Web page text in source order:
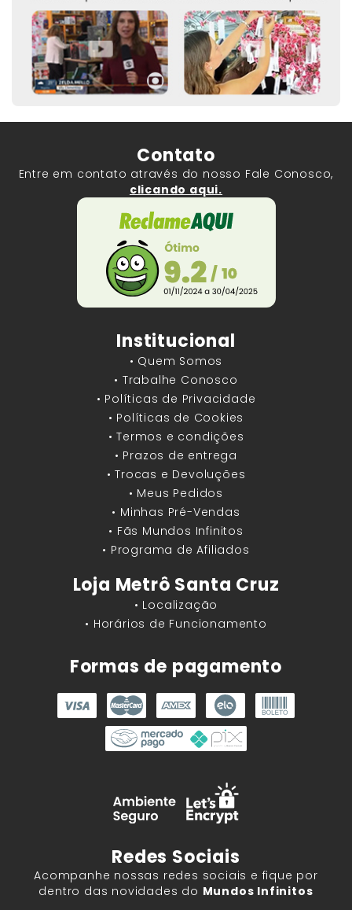
Contato
Entre em contato através do nosso Fale Conosco,
clicando aqui.
Institucional
• Quem Somos
• Trabalhe Conosco
• Políticas de Privacidade
• Políticas de Cookies
• Termos e condições
• Prazos de entrega
• Trocas e Devoluções
• Meus Pedidos
• Minhas Pré-Vendas
• Fãs Mundos Infinitos
• Programa de Afiliados
Loja Metrô Santa Cruz
• Localização
• Horários de Funcionamento
Formas de pagamento
Redes Sociais
Acompanhe nossas redes sociais e fique por
dentro das novidades do Mundos Infinitos